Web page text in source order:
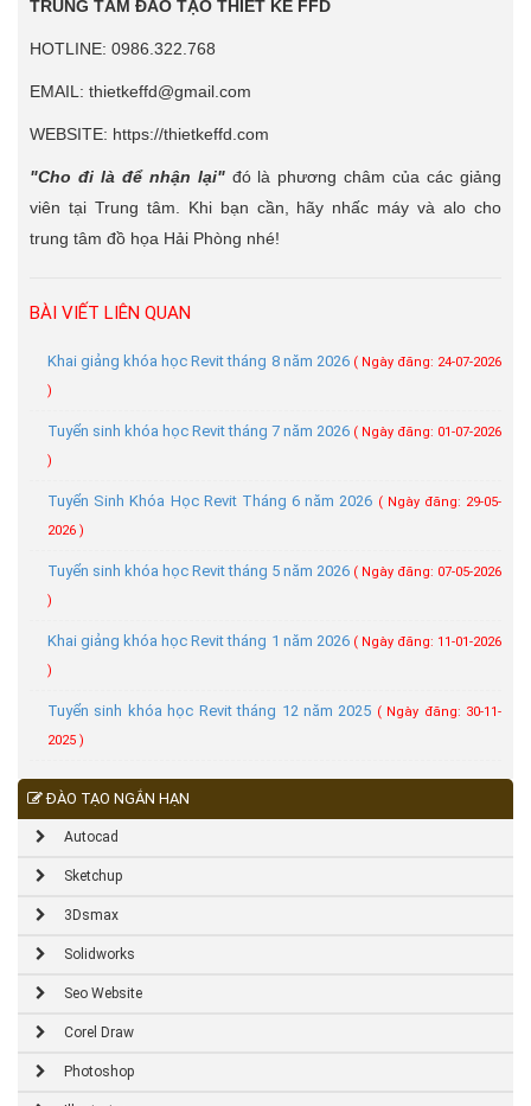
TRUNG TÂM ĐÀO TẠO THIẾT KẾ FFD
HOTLINE: 0986.322.768
EMAIL: thietkeffd@gmail.com
WEBSITE: https://thietkeffd.com
"Cho đi là để nhận lại"đó là phương châm của các giảng
viên tại Trung tâm. Khi bạn cần, hãy nhấc máy và alo cho
trung tâm đồ họa Hải Phòng nhé!
BÀI VIẾT LIÊN QUAN
Khai giảng khóa học Revit tháng 8 năm 2026 ( Ngày đăng: 24-07-2026
)
Tuyển sinh khóa học Revit tháng 7 năm 2026 ( Ngày đăng: 01-07-2026
)
Tuyển Sinh Khóa Học Revit Tháng 6 năm 2026 ( Ngày đăng: 29-05-
2026 )
Tuyển sinh khóa học Revit tháng 5 năm 2026 ( Ngày đăng: 07-05-2026
)
Khai giảng khóa học Revit tháng 1 năm 2026 ( Ngày đăng: 11-01-2026
)
Tuyển sinh khóa học Revit tháng 12 năm 2025 ( Ngày đăng: 30-11-
2025 )
ĐÀO TẠO NGẮN HẠN
Autocad
Sketchup
3Dsmax
Solidworks
Seo Website
Corel Draw
Photoshop